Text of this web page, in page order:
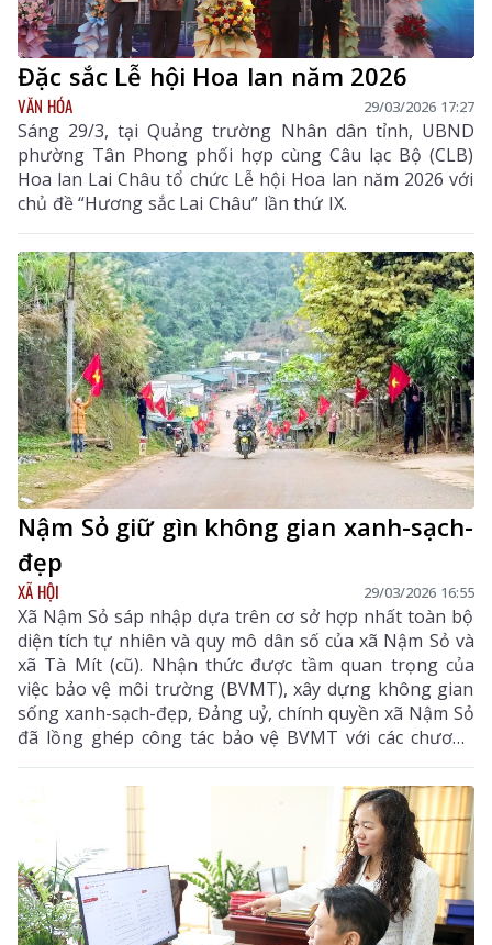
Đặc sắc Lễ hội Hoa lan năm 2026
VĂN HÓA 29/03/2026 17:27
Sáng 29/3, tại Quảng trường Nhân dân tỉnh, UBND
phường Tân Phong phối hợp cùng Câu lạc Bộ (CLB)
Hoa lan Lai Châu tổ chức Lễ hội Hoa lan năm 2026 với
chủ đề “Hương sắc Lai Châu” lần thứ IX.
Nậm Sỏ giữ gìn không gian xanh-sạch-
đẹp
XÃ HỘI 29/03/2026 16:55
Xã Nậm Sỏ sáp nhập dựa trên cơ sở hợp nhất toàn bộ
diện tích tự nhiên và quy mô dân số của xã Nậm Sỏ và
xã Tà Mít (cũ). Nhận thức được tầm quan trọng của
việc bảo vệ môi trường (BVMT), xây dựng không gian
sống xanh-sạch-đẹp, Đảng uỷ, chính quyền xã Nậm Sỏ
đã lồng ghép công tác bảo vệ BVMT với các chương
trình phát triển kinh tế - xã hội; thực hiện nghiêm các
quy định về BVMT; thường xuyên kiểm tra, giám sát
các hoạt động thu gom, vận chuyển rác thải trên địa
bàn, việc chấp hành pháp luật về BVMT đối với các tổ
chức, cá nhân. Chỉ đạo các đoàn thể phối hợp với nhà
trường, trạm y tế, các đơn vị đẩy mạnh tuyên truyền
nâng cao nhận thức cho người dân, học sinh về ý thức
giữ gìn, BVMT sống.